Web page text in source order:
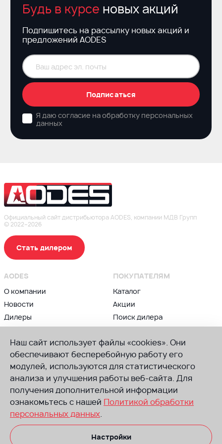
Будь в курсе новых акций
Подпишитесь на рассылку новых акций и
предложений AODES
Подписаться
Я даю согласие на обработку персональных
данных
Наш сайт использует файлы «cookies». Они
обеспечивают бесперебойную работу его
модулей, используются для статистического
анализа и улучшения работы веб-сайта. Для
получения дополнительной информации
ознакомьтесь с нашей Политикой обработки
персональных данных.
Настройки
Официальный сайт дистрибьютора AODES, компании МДВ Групп
© 2022–2026
AODES
О компании
Новости
Дилеры
Контакты
ПОКУПАТЕЛЯМ
Каталог
Акции
Поиск дилера
Блог
ВЛАДЕЛЬЦАМ
Сервис и гарантии
Советы по техническому
обслуживанию
Руководства
по эксплуатации
Запчасти
ПРИСОЕДИНЯЙСЯ К AODES
Группа в ВК
Канал в Телеграм
Канал в Ютуб
Стать дилером
Размещенная на сайте информация носит информационный характер.